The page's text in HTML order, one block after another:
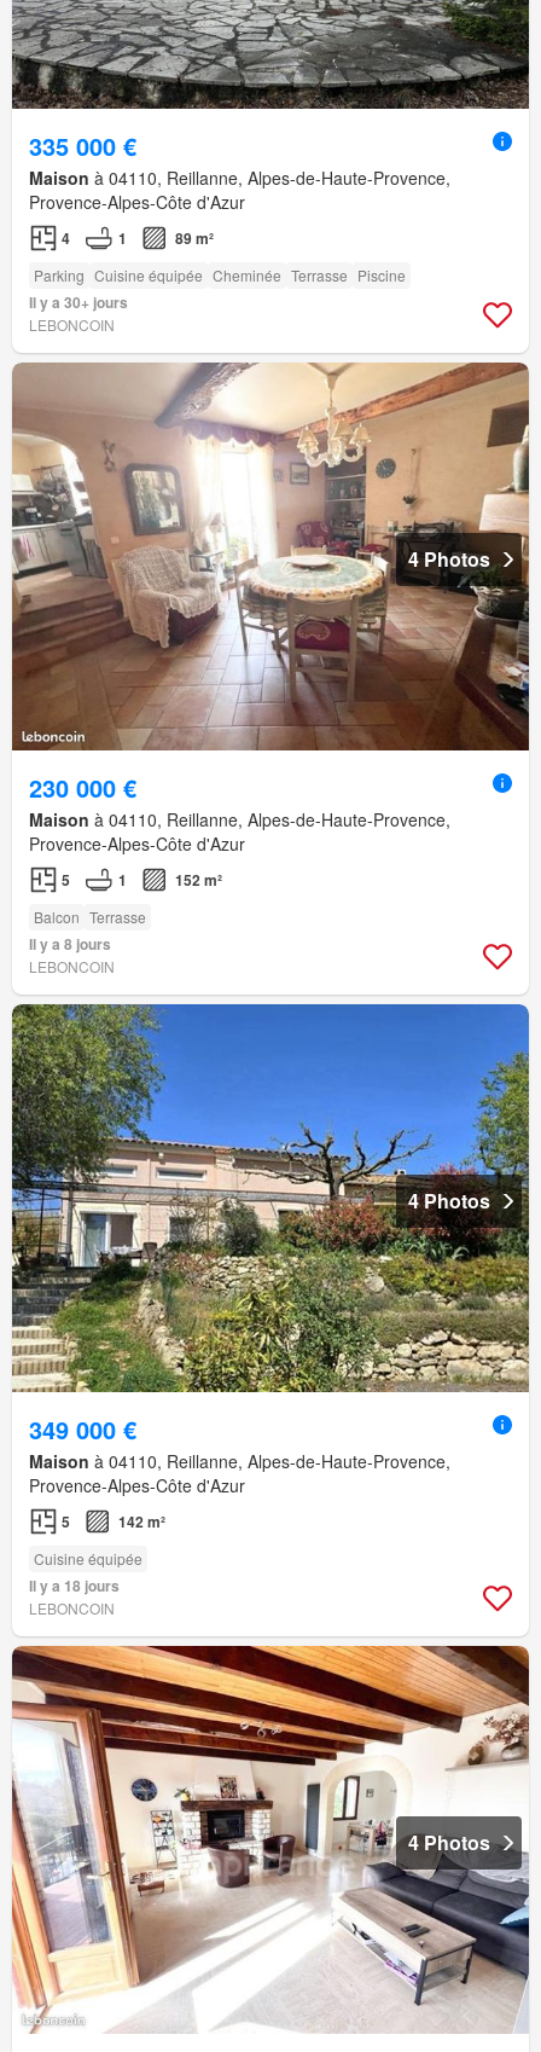
335 000 €
Maison à 04110, Reillanne, Alpes-de-Haute-Provence,
Provence-Alpes-Côte d'Azur
4 1 89 m²
Parking Cuisine équipée Cheminée Terrasse Piscine
Il y a 30+ jours
LEBONCOIN
4 Photos
230 000 €
Maison à 04110, Reillanne, Alpes-de-Haute-Provence,
Provence-Alpes-Côte d'Azur
5 1 152 m²
Balcon Terrasse
Il y a 8 jours
LEBONCOIN
4 Photos
349 000 €
Maison à 04110, Reillanne, Alpes-de-Haute-Provence,
Provence-Alpes-Côte d'Azur
5 142 m²
Cuisine équipée
Il y a 18 jours
LEBONCOIN
4 Photos